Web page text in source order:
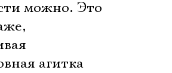
можно. Это
агитка